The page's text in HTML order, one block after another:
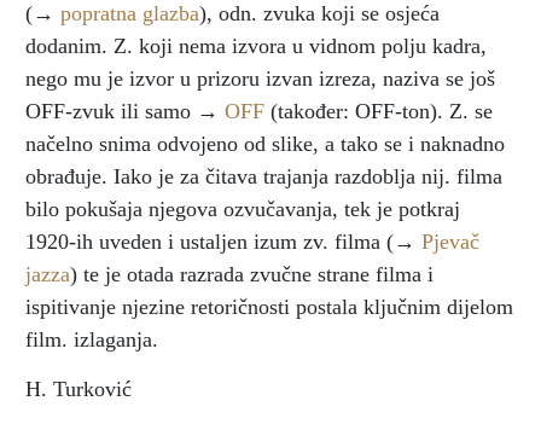
(→ popratna glazba), odn. zvuka koji se osjeća
dodanim. Z. koji nema izvora u vidnom polju kadra,
nego mu je izvor u prizoru izvan izreza, naziva se još
OFF-zvuk ili samo → OFF (također: OFF-ton). Z. se
načelno snima odvojeno od slike, a tako se i naknadno
obrađuje. Iako je za čitava trajanja razdoblja nij. filma
bilo pokušaja njegova ozvučavanja, tek je potkraj
1920-ih uveden i ustaljen izum zv. filma (→ Pjevač
jazza) te je otada razrada zvučne strane filma i
ispitivanje njezine retoričnosti postala ključnim dijelom
film. izlaganja.
H. Turković